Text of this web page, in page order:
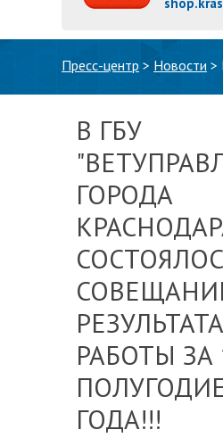
Пресс-центр > Новости >
В ГБУ
ГОРОДА
РАБОТЫ ЗА
ГОДА!!!